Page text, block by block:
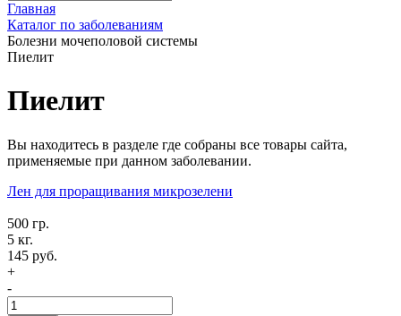
Главная
Каталог по заболеваниям
Болезни мочеполовой системы
Пиелит
Пиелит
Вы находитесь в разделе где собраны все товары сайта,
применяемые при данном заболевании.
Лен для проращивания микрозелени
500 гр.
5 кг.
145 руб.
+
-